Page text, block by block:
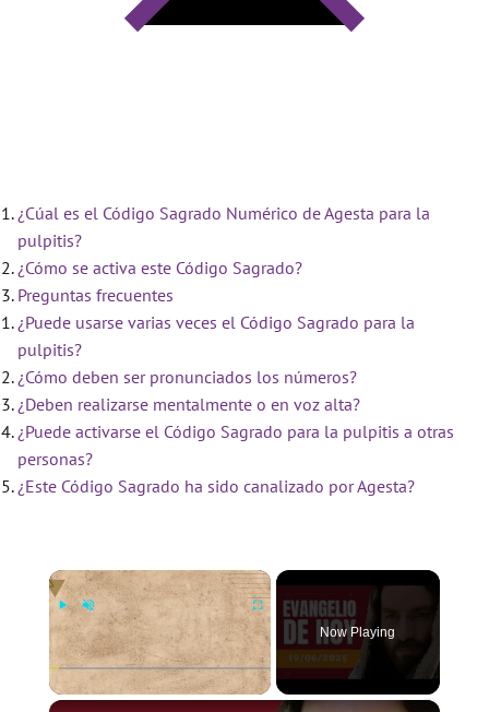
¿Cúal es el Código Sagrado Numérico de Agesta para la
pulpitis?
¿Cómo se activa este Código Sagrado?
Preguntas frecuentes
¿Puede usarse varias veces el Código Sagrado para la
pulpitis?
¿Cómo deben ser pronunciados los números?
¿Deben realizarse mentalmente o en voz alta?
¿Puede activarse el Código Sagrado para la pulpitis a otras
personas?
¿Este Código Sagrado ha sido canalizado por Agesta?
×
Fullscreen
Now Playing
×